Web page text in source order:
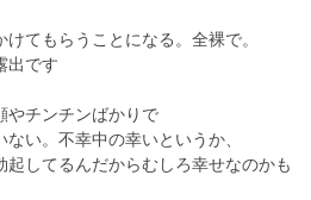
てもらうことになる。全裸で。
出です
やチンチンばかりで
い。不幸中の幸いというか、
してるんだからむしろ幸せなのかも